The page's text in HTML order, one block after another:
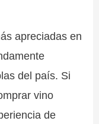
apreciadas en
del país. Si
vino
de